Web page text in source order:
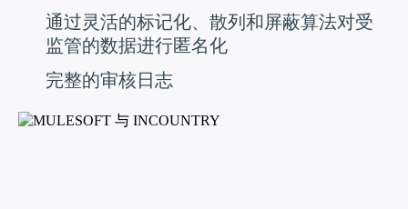
通过灵活的标记化、散列和屏蔽算法对受
监管的数据进行匿名化
完整的审核日志